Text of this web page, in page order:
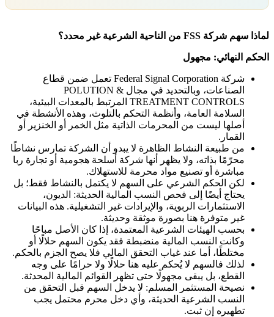
لماذا سهم شركة FSS من الناحية الشرعية غير محدد؟
الحكم النهائي: مجهول
شركة Federal Signal Corporation تعمل ضمن قطاع
الصناعات، وبالتحديد في مجال POLUTION &
TREATMENT CONTROLSالمرتبط بالمعدات البيئية،
السلامة العامة، وأنظمة التحكم بالتلوث، وهذه الأنشطة في
أصلها ليست من المحرمات الذاتية مثل الخمر أو الخنزير أو
القمار.
من طبيعة النشاط الظاهرة لا يبدو أن الشركة تمارس نشاطًا
محرّمًا بذاته، ولا يظهر أنها شركة أسلحة هجومية أو تجارة ربا
مباشرة أو تصنيع مواد محرمة للاستهلاك.
لكن الحكم الشرعي على السهم لا يكتمل بالنشاط فقط؛ بل
يحتاج أيضًا إلى فحص النسب المالية الحديثة: الديون،
الاستثمارات الربوية، والإيرادات غير التشغيلية. هذه البيانات
غير متوفرة هنا بصورة موثقة وحديثة.
بحسب الهيئات الشرعية المعتمدة، إذا كان الأصل مباحًا
وكانت النسب المالية منضبطة فقد يكون السهم حلالًا أو
مختلطًا، أما عند غياب التحقق المالي فلا يصح الجزم بالحكم.
لذلك فالسهم لا يُحكم عليه هنا حلالًا ولا حرامًا على وجه
القطع، بل يبقى مجهولًا حتى تظهر القوائم المالية المحدثة.
نصيحة المستثمر المسلم: لا يدخل السهم قبل التحقق من
النسب الشرعية الحديثة، وأي دخل محرم محتمل يجب
تطهيره إن ثبت.